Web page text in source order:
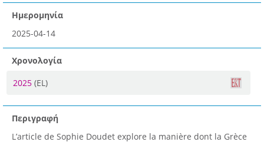
Ημερομηνία
2025-04-14
Χρονολογία
2025 (EL)
Περιγραφή
L’article de Sophie Doudet explore la manière dont la Grèce